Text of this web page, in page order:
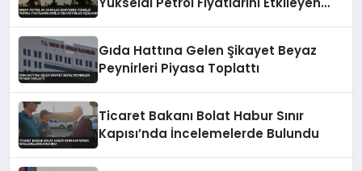
Gıda Hattına Gelen Şikayet Beyaz
Peynirleri Piyasa Toplattı
Ticaret Bakanı Bolat Habur Sınır
Kapısı’nda İncelemelerde Bulundu